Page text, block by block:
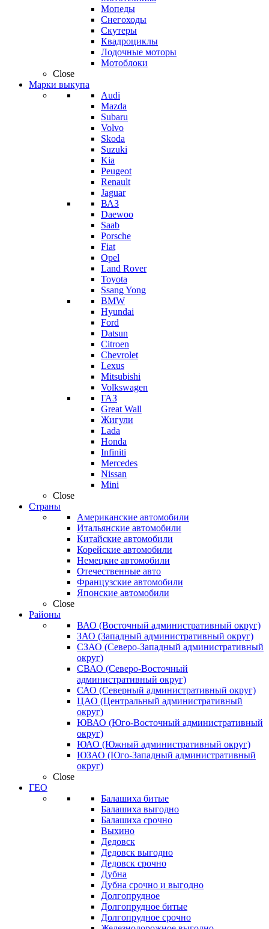
Мопеды
Снегоходы
Скутеры
Квадроциклы
Лодочные моторы
Мотоблоки
Close
Марки выкупа
Audi
Mazda
Subaru
Volvo
Skoda
Suzuki
Kia
Peugeot
Renault
Jaguar
ВАЗ
Daewoo
Saab
Porsche
Fiat
Opel
Land Rover
Toyota
Ssang Yong
BMW
Hyundai
Ford
Datsun
Citroen
Chevrolet
Lexus
Mitsubishi
Volkswagen
ГАЗ
Great Wall
Жигули
Lada
Honda
Infiniti
Mercedes
Nissan
Mini
Close
Страны
Американские автомобили
Итальянские автомобили
Китайские автомобили
Корейские автомобили
Немецкие автомобили
Отечественные авто
Французские автомобили
Японские автомобили
Close
Районы
ВАО (Восточный административный округ)
ЗАО (Западный административный округ)
СЗАО (Северо-Западный административный
округ)
СВАО (Северо-Восточный
административный округ)
САО (Северный административный округ)
ЦАО (Центральный административный
округ)
ЮВАО (Юго-Восточный административный
округ)
ЮАО (Южный административный округ)
ЮЗАО (Юго-Западный административный
округ)
Close
ГЕО
Балашиха битые
Балашиха выгодно
Балашиха срочно
Выхино
Дедовск
Дедовск выгодно
Дедовск срочно
Дубна
Дубна срочно и выгодно
Долгопрудное
Долгопрудное битые
Долгопрудное срочно